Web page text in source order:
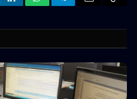
LinkedInWhatsAppTelegramEmail
Copy